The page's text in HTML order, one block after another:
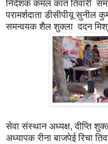
निदेशक कमल कांत तिवारी
परामर्शदाता डीसीपीयू
समन्वयक शैल शुक्ला ददन
सेवा संस्थान अध्यक्ष, दीप्ति
अध्यापक रीना बाजपेई रिचा